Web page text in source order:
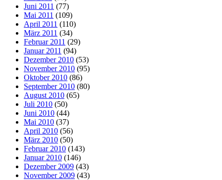
Juni 2011 (77)
Mai 2011 (109)
April 2011 (110)
März 2011 (34)
Februar 2011 (29)
Januar 2011 (94)
Dezember 2010 (53)
November 2010 (95)
Oktober 2010 (86)
September 2010 (80)
August 2010 (65)
Juli 2010 (50)
Juni 2010 (44)
Mai 2010 (37)
April 2010 (56)
März 2010 (50)
Februar 2010 (143)
Januar 2010 (146)
Dezember 2009 (43)
November 2009 (43)